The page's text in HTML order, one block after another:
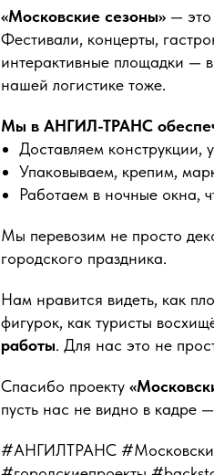
«Московские сезоны» — это
Фестивали, концерты,
интерактивные площадки —
нашей логистике тоже.
Мы в АНГИЛ-ТРАНС
Доставляем конструкции,
Упаковываем, крепим,
Работаем в ночные окна,
Мы перевозим не просто
городского праздника.
Нам нравится видеть, как
фигурок, как туристы
работы. Для нас это не
Спасибо проекту
пусть нас не видно в кадре
#АНГИЛТРАНС